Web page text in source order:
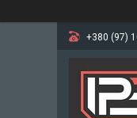
+380 (97)